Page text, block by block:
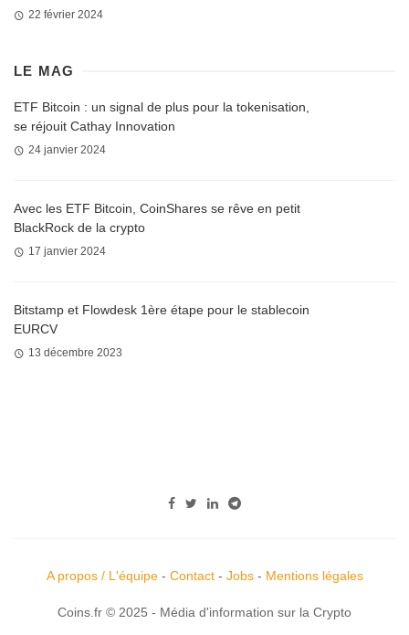
22 février 2024
LE MAG
ETF Bitcoin : un signal de plus pour la tokenisation,
se réjouit Cathay Innovation
24 janvier 2024
Avec les ETF Bitcoin, CoinShares se rêve en petit
BlackRock de la crypto
17 janvier 2024
Bitstamp et Flowdesk 1ère étape pour le stablecoin
EURCV
13 décembre 2023
A propos / L'équipe- Contact- Jobs- Mentions légales
Coins.fr © 2025 - Média d'information sur la Crypto